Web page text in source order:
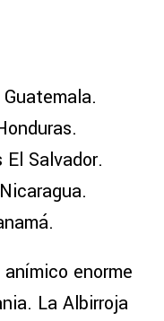
Salvador.
enorme
La Albirroja